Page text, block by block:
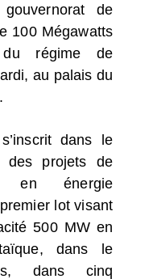
de
100 Mégawatts
régime de
au palais du
dans le
des projets de
en énergie
lot visant
500 MW en
dans le
dans cinq